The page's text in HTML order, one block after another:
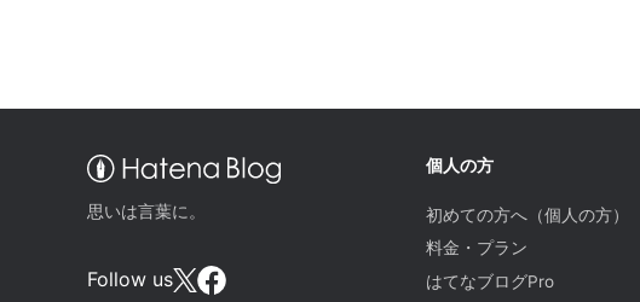
思いは言葉に。
Follow us
個人の方
初めての方へ（個人の方）
料金・プラン
はてなブログPro